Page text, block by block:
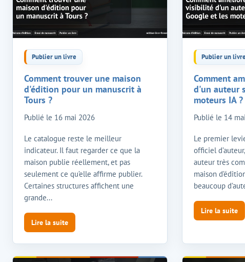
Publier un livre
Comment trouver une maison
d'édition pour un manuscrit à
Tours ?
Publié le 16 mai 2026
Le catalogue reste le meilleur
indicateur. Il faut regarder ce que la
maison publie réellement, et pas
seulement ce qu’elle affirme publier.
Certaines structures affichent une
grande...
Lire la suite
Publier un
Comment
d'un auteur
moteurs IA ?
Publié le 14
Le premier
officiel
auteur très
maison
beaucoup
Lire la suite